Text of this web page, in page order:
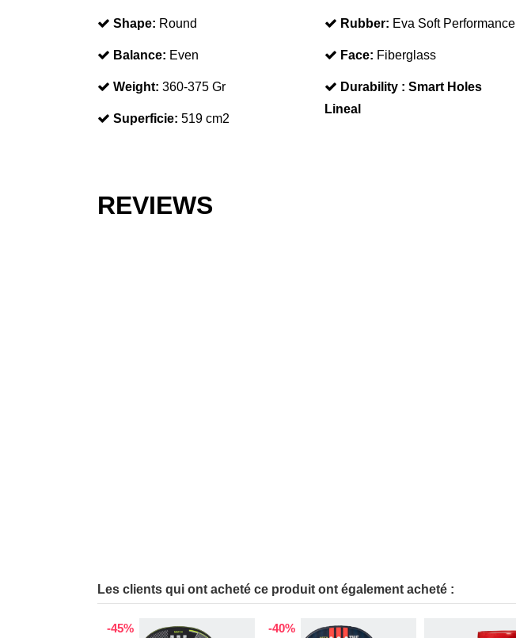
Shape: Round
Balance: Even
Weight: 360-375 Gr
Superficie: 519 cm2
Rubber: Eva Soft Performance
Face: Fiberglass
Durability : Smart Holes
Lineal
REVIEWS
Les clients qui ont acheté ce produit ont également acheté :
-45% -40%